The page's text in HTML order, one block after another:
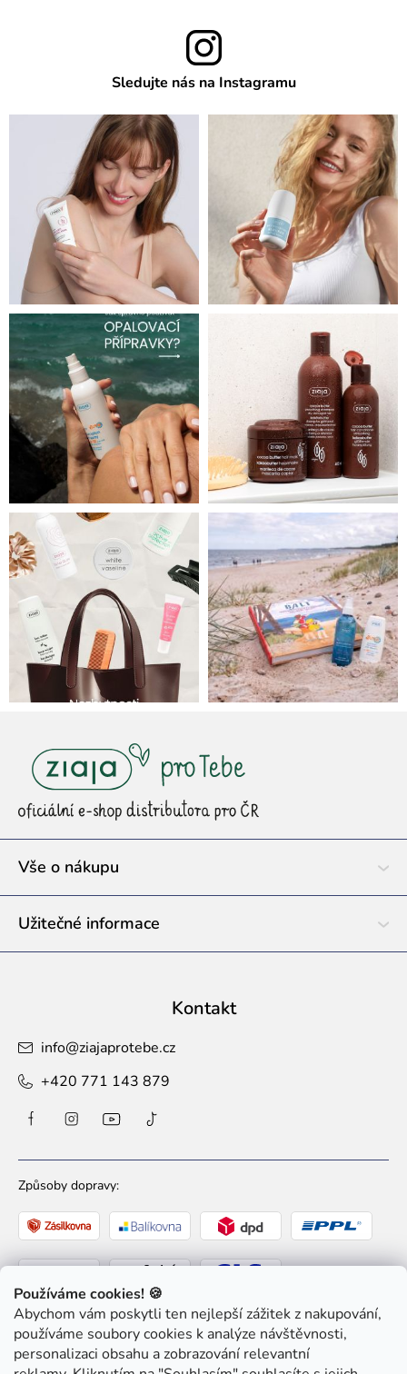
Používáme cookies! 🍪
Abychom vám poskytli ten nejlepší zážitek z nakupování,
používáme soubory cookies k analýze návštěvnosti,
personalizaci obsahu a zobrazování relevantní
Sledujte nás na Instagramu
t
Vše o nákupu
Užitečné informace
Kontakt
info@ziajaprotebe.cz
+420 771 143 879
Způsoby dopravy:
Způsoby platby: